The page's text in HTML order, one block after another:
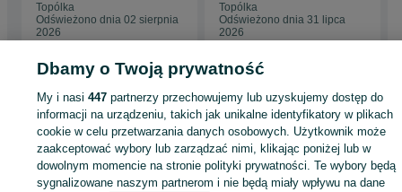
Topólka
Odświeżono dnia 02 sierpnia
2026
Topólka
Odświeżono dnia 31 lipca
2026
Strona główna Budowa i Remont Drewno Deski
Deski - Kujawsko-
pomorskie
Deski - Topólka
KATEGORIA
Dbamy o Twoją prywatność
My i nasi447 partnerzy przechowujemy lub uzyskujemy dostęp do
informacji na urządzeniu, takich jak unikalne identyfikatory w plikach
cookie w celu przetwarzania danych osobowych. Użytkownik może
zaakceptować wybory lub zarządzać nimi, klikając poniżej lub w
dowolnym momencie na stronie polityki prywatności. Te wybory będą
sygnalizowane naszym partnerom i nie będą miały wpływu na dane